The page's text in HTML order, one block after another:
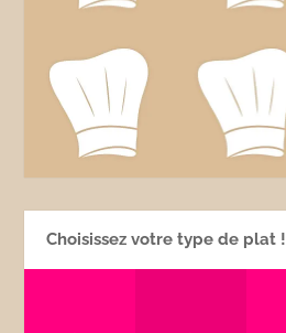
Choisissez votre type de plat !